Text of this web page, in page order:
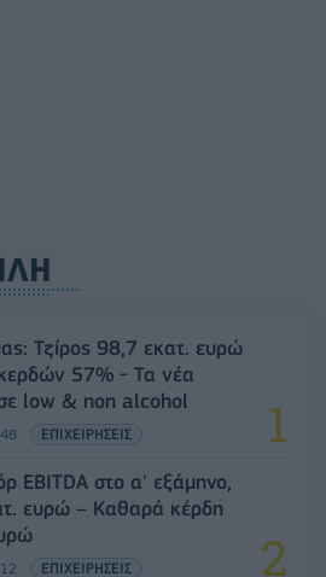
Τζίρος 98,7 εκατ. ευρώ
57% - Τα νέα
σε low & non alcohol
ΕΠΙΧΕΙΡΗΣΕΙΣ
EBITDA στο α' εξάμηνο,
ευρώ – Καθαρά κέρδη
ΕΠΙΧΕΙΡΗΣΕΙΣ